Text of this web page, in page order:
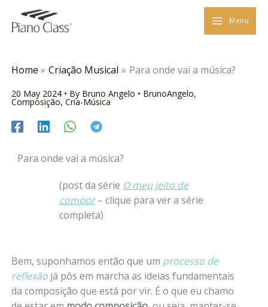
content
Menu
Home Criação Musical Para onde vai a música?
20 May 2024 • By Bruno Angelo • BrunoAngelo,
Composição, Cria-Música
Para onde vai a música?
(post da série O meu jeito de
compor– clique para ver a série
completa)
Bem, suponhamos então que um processo de
reflexãojá pôs em marcha as ideias fundamentais
da composição que está por vir. É o que eu chamo